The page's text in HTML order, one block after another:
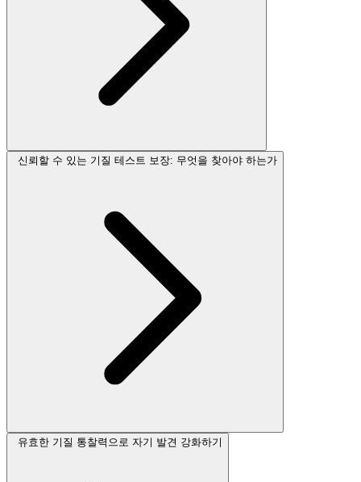
신뢰할 수 있는 기질 테스트 보장: 무엇을 찾아야 하는가
유효한 기질 통찰력으로 자기 발견 강화하기